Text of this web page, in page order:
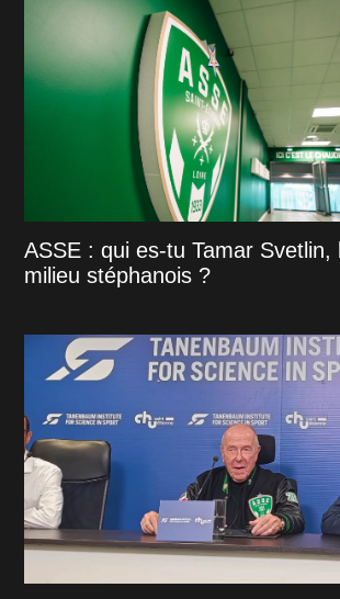
ASSE : qui es-tu Tamar Svetlin,
milieu stéphanois ?